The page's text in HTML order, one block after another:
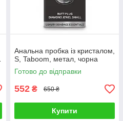
Анальна пробка із кристалом,
S, Taboom, метал, чорна
Готово до відправки
552 ₴ 650 ₴
Купити